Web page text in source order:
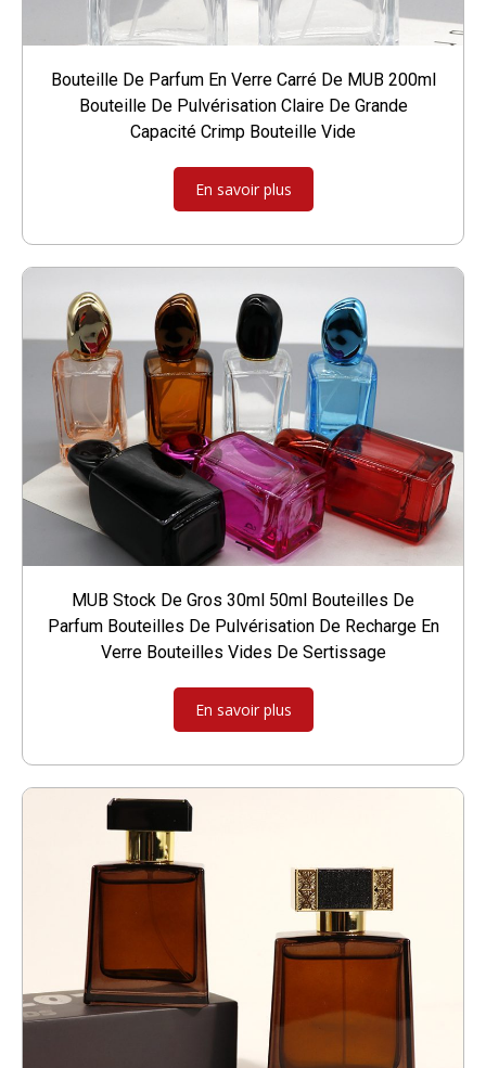
Bouteille De Parfum En Verre Carré De MUB 200ml
Bouteille De Pulvérisation Claire De Grande
Capacité Crimp Bouteille Vide
En savoir plus
MUB Stock De Gros 30ml 50ml Bouteilles De
Parfum Bouteilles De Pulvérisation De Recharge En
Verre Bouteilles Vides De Sertissage
En savoir plus